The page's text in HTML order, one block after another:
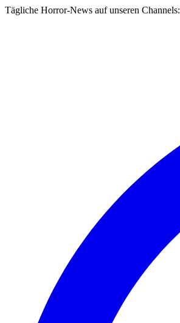
Tägliche Horror-News auf unseren Channels: